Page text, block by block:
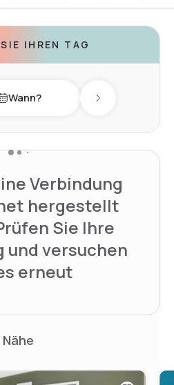
IHREN TAG
Wann? Next day
Verbindung
hergestellt
Sie Ihre
und versuchen
erneut